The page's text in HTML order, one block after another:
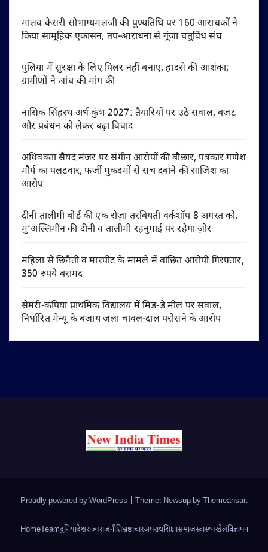
मालव केसरी सौभाग्यमलजी की पुण्यतिथि पर 160 आराधकों ने
किया सामूहिक एकासन, तप-आराधना से गूंजा चतुर्विध संघ
पुलिया में सुरक्षा के लिए पिलर नहीं बनाए, हादसे की आशंका;
ग्रामीणों ने जांच की मांग की
नासिक सिंहस्थ अर्ध कुंभ 2027: तैयारियों पर उठे सवाल, बजट
और प्रबंधन को लेकर बढ़ा विवाद
अधिवक्ता सैयद मंजर पर संगीन आरोपों की बौछार, पत्रकार गणेश
मौर्य का पलटवार, फर्जी मुकदमों से सच दबाने की साजिश का
आरोप
दीनी तालीमी बोर्ड की एक रोज़ा तरबियती वर्कशॉप 8 अगस्त को,
मु’अल्लिमीन की दीनी व तालीमी रहनुमाई पर रहेगा ज़ोर
महिला से छिनैती व मारपीट के मामले में वांछित आरोपी गिरफ्तार,
350 रुपये बरामद
सेमरी-कपिया प्राथमिक विद्यालय में मिड-डे मील पर सवाल,
निर्धारित मेन्यू के बजाय जला चावल-दाल परोसने के आरोप
Proudly powered by WordPress Theme: Newsup byThemeansar.
HomeTeamदुनियादेशराज्यराजनीतिभ्रष्टाचारअपराधशिक्षासमाजस्वास्थ्यखेलविज्ञापन